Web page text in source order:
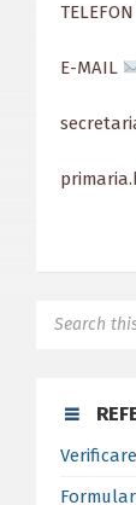
TELEFON
E-MAIL